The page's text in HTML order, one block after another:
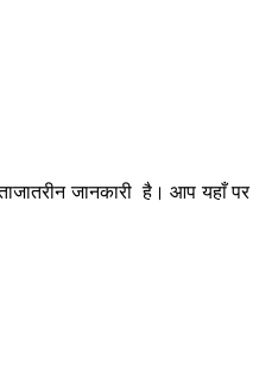
जानकारी है। आप यहाँ पर